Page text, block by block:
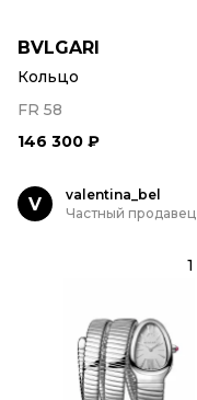
BVLGARI
Кольцо
FR 58
146 300 ₽
V
valentina_bel
Частный продавец
1